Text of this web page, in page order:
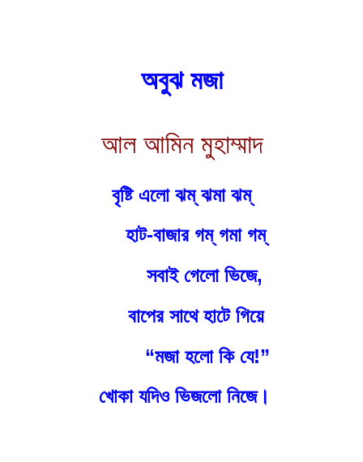
অবুঝ মজা
আল আমিন মুহাম্মাদ
বৃষ্টি এলো ঝম্ ঝমা ঝম্
হাট-বাজার গম্ গমা গম্
সবাই গেলো ভিজে,
বাপের সাথে হাটে গিয়ে
“মজা হলো কি যে!”
খোকা যদিও ভিজলো নিজে।